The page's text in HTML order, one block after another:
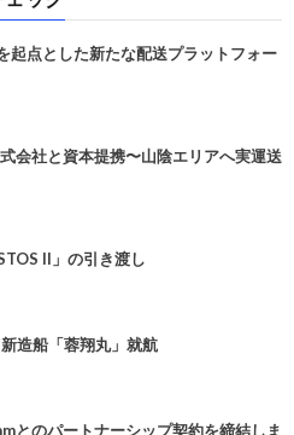
点とした新たな配送プラットフォー
会社と資本提携〜山陰エリアへ実運送
II」の引き渡し
造船「蓉翔丸」就航
とのパートナーシップ契約を締結しま